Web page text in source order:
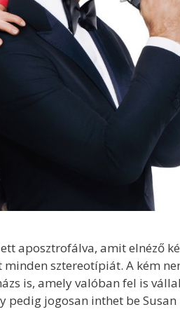
aposztrofálva, amit elnéző
sztereotípiát. A kém
is, amely valóban fel is
pedig jogosan inthet be Susan